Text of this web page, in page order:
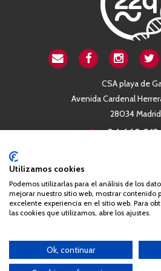
CSA playa de
Avenida Cardenal
28034 Madrid
+34 663
Queda prohibida de forma expresa
distribución de la totalidad o parte de
sin el consentimiento por escrito
Síndrome 22q11
Utilizamos cookies
Podemos utilizarlas para el análisis de los
mejorar nuestro sitio web, mostrar contenido
excelente experiencia en el sitio web. Para
las cookies que utilizamos, abre los ajustes.
Ok, continuar